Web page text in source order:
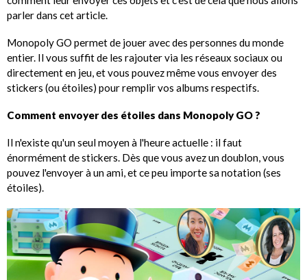
parler dans cet article.
Monopoly GO permet de jouer avec des personnes du monde
entier. Il vous suffit de les rajouter via les réseaux sociaux ou
directement en jeu, et vous pouvez même vous envoyer des
stickers (ou étoiles) pour remplir vos albums respectifs.
Comment envoyer des étoiles dans Monopoly GO ?
Il n'existe qu'un seul moyen à l'heure actuelle : il faut
énormément de stickers. Dès que vous avez un doublon, vous
pouvez l'envoyer à un ami, et ce peu importe sa notation (ses
étoiles).